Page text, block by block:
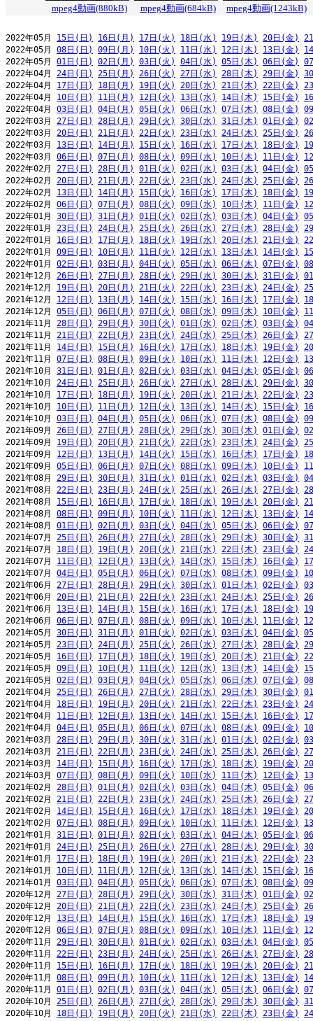
mpeg4動画(880kB)
mpeg4動画(684kB) mpeg4動画(1243kB)
2022年05月 15日(日) 16日(月) 17日(火) 18日(水) 19日(木) 20日(金)
2022年05月 08日(日) 09日(月) 10日(火) 11日(水) 12日(木) 13日(金)
2022年05月 01日(日) 02日(月) 03日(火) 04日(水) 05日(木) 06日(金)
2022年04月 24日(日) 25日(月) 26日(火) 27日(水) 28日(木) 29日(金)
2022年04月 17日(日) 18日(月) 19日(火) 20日(水) 21日(木) 22日(金)
2022年04月 10日(日) 11日(月) 12日(火) 13日(水) 14日(木) 15日(金)
2022年04月 03日(日) 04日(月) 05日(火) 06日(水) 07日(木) 08日(金)
2022年03月 27日(日) 28日(月) 29日(火) 30日(水) 31日(木) 01日(金)
2022年03月 20日(日) 21日(月) 22日(火) 23日(水) 24日(木) 25日(金)
2022年03月 13日(日) 14日(月) 15日(火) 16日(水) 17日(木) 18日(金)
2022年03月 06日(日) 07日(月) 08日(火) 09日(水) 10日(木) 11日(金)
2022年02月 27日(日) 28日(月) 01日(火) 02日(水) 03日(木) 04日(金)
2022年02月 20日(日) 21日(月) 22日(火) 23日(水) 24日(木) 25日(金)
2022年02月 13日(日) 14日(月) 15日(火) 16日(水) 17日(木) 18日(金)
2022年02月 06日(日) 07日(月) 08日(火) 09日(水) 10日(木) 11日(金)
2022年01月 30日(日) 31日(月) 01日(火) 02日(水) 03日(木) 04日(金)
2022年01月 23日(日) 24日(月) 25日(火) 26日(水) 27日(木) 28日(金)
2022年01月 16日(日) 17日(月) 18日(火) 19日(水) 20日(木) 21日(金)
2022年01月 09日(日) 10日(月) 11日(火) 12日(水) 13日(木) 14日(金)
2022年01月 02日(日) 03日(月) 04日(火) 05日(水) 06日(木) 07日(金)
2021年12月 26日(日) 27日(月) 28日(火) 29日(水) 30日(木) 31日(金)
2021年12月 19日(日) 20日(月) 21日(火) 22日(水) 23日(木) 24日(金)
2021年12月 12日(日) 13日(月) 14日(火) 15日(水) 16日(木) 17日(金)
2021年12月 05日(日) 06日(月) 07日(火) 08日(水) 09日(木) 10日(金)
2021年11月 28日(日) 29日(月) 30日(火) 01日(水) 02日(木) 03日(金)
2021年11月 21日(日) 22日(月) 23日(火) 24日(水) 25日(木) 26日(金)
2021年11月 14日(日) 15日(月) 16日(火) 17日(水) 18日(木) 19日(金)
2021年11月 07日(日) 08日(月) 09日(火) 10日(水) 11日(木) 12日(金)
2021年10月 31日(日) 01日(月) 02日(火) 03日(水) 04日(木) 05日(金)
2021年10月 24日(日) 25日(月) 26日(火) 27日(水) 28日(木) 29日(金)
2021年10月 17日(日) 18日(月) 19日(火) 20日(水) 21日(木) 22日(金)
2021年10月 10日(日) 11日(月) 12日(火) 13日(水) 14日(木) 15日(金)
2021年10月 03日(日) 04日(月) 05日(火) 06日(水) 07日(木) 08日(金)
2021年09月 26日(日) 27日(月) 28日(火) 29日(水) 30日(木) 01日(金)
2021年09月 19日(日) 20日(月) 21日(火) 22日(水) 23日(木) 24日(金)
2021年09月 12日(日) 13日(月) 14日(火) 15日(水) 16日(木) 17日(金)
2021年09月 05日(日) 06日(月) 07日(火) 08日(水) 09日(木) 10日(金)
2021年08月 29日(日) 30日(月) 31日(火) 01日(水) 02日(木) 03日(金)
2021年08月 22日(日) 23日(月) 24日(火) 25日(水) 26日(木) 27日(金)
2021年08月 15日(日) 16日(月) 17日(火) 18日(水) 19日(木) 20日(金)
2021年08月 08日(日) 09日(月) 10日(火) 11日(水) 12日(木) 13日(金)
2021年08月 01日(日) 02日(月) 03日(火) 04日(水) 05日(木) 06日(金)
2021年07月 25日(日) 26日(月) 27日(火) 28日(水) 29日(木) 30日(金)
2021年07月 18日(日) 19日(月) 20日(火) 21日(水) 22日(木) 23日(金)
2021年07月 11日(日) 12日(月) 13日(火) 14日(水) 15日(木) 16日(金)
2021年07月 04日(日) 05日(月) 06日(火) 07日(水) 08日(木) 09日(金)
2021年06月 27日(日) 28日(月) 29日(火) 30日(水) 01日(木) 02日(金)
2021年06月 20日(日) 21日(月) 22日(火) 23日(水) 24日(木) 25日(金)
2021年06月 13日(日) 14日(月) 15日(火) 16日(水) 17日(木) 18日(金)
2021年06月 06日(日) 07日(月) 08日(火) 09日(水) 10日(木) 11日(金)
2021年05月 30日(日) 31日(月) 01日(火) 02日(水) 03日(木) 04日(金)
2021年05月 23日(日) 24日(月) 25日(火) 26日(水) 27日(木) 28日(金)
2021年05月 16日(日) 17日(月) 18日(火) 19日(水) 20日(木) 21日(金)
2021年05月 09日(日) 10日(月) 11日(火) 12日(水) 13日(木) 14日(金)
2021年05月 02日(日) 03日(月) 04日(火) 05日(水) 06日(木) 07日(金)
2021年04月 25日(日) 26日(月) 27日(火) 28日(水) 29日(木) 30日(金)
2021年04月 18日(日) 19日(月) 20日(火) 21日(水) 22日(木) 23日(金)
2021年04月 11日(日) 12日(月) 13日(火) 14日(水) 15日(木) 16日(金)
2021年04月 04日(日) 05日(月) 06日(火) 07日(水) 08日(木) 09日(金)
2021年03月 28日(日) 29日(月) 30日(火) 31日(水) 01日(木) 02日(金)
2021年03月 21日(日) 22日(月) 23日(火) 24日(水) 25日(木) 26日(金)
2021年03月 14日(日) 15日(月) 16日(火) 17日(水) 18日(木) 19日(金)
2021年03月 07日(日) 08日(月) 09日(火) 10日(水) 11日(木) 12日(金)
2021年02月 28日(日) 01日(月) 02日(火) 03日(水) 04日(木) 05日(金)
2021年02月 21日(日) 22日(月) 23日(火) 24日(水) 25日(木) 26日(金)
2021年02月 14日(日) 15日(月) 16日(火) 17日(水) 18日(木) 19日(金)
2021年02月 07日(日) 08日(月) 09日(火) 10日(水) 11日(木) 12日(金)
2021年01月 31日(日) 01日(月) 02日(火) 03日(水) 04日(木) 05日(金)
2021年01月 24日(日) 25日(月) 26日(火) 27日(水) 28日(木) 29日(金)
2021年01月 17日(日) 18日(月) 19日(火) 20日(水) 21日(木) 22日(金)
2021年01月 10日(日) 11日(月) 12日(火) 13日(水) 14日(木) 15日(金)
2021年01月 03日(日) 04日(月) 05日(火) 06日(水) 07日(木) 08日(金)
2020年12月 27日(日) 28日(月) 29日(火) 30日(水) 31日(木) 01日(金)
2020年12月 20日(日) 21日(月) 22日(火) 23日(水) 24日(木) 25日(金)
2020年12月 13日(日) 14日(月) 15日(火) 16日(水) 17日(木) 18日(金)
2020年12月 06日(日) 07日(月) 08日(火) 09日(水) 10日(木) 11日(金)
2020年11月 29日(日) 30日(月) 01日(火) 02日(水) 03日(木) 04日(金)
2020年11月 22日(日) 23日(月) 24日(火) 25日(水) 26日(木) 27日(金)
2020年11月 15日(日) 16日(月) 17日(火) 18日(水) 19日(木) 20日(金)
2020年11月 08日(日) 09日(月) 10日(火) 11日(水) 12日(木) 13日(金)
2020年11月 01日(日) 02日(月) 03日(火) 04日(水) 05日(木) 06日(金)
2020年10月 25日(日) 26日(月) 27日(火) 28日(水) 29日(木) 30日(金)
2020年10月 18日(日) 19日(月) 20日(火) 21日(水) 22日(木) 23日(金)